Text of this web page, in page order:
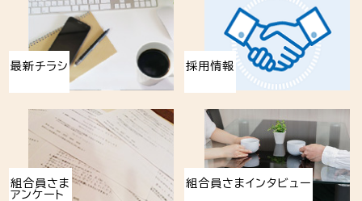
最新チラシ 採用情報
組合員さま
アンケート
組合員さまインタビュー